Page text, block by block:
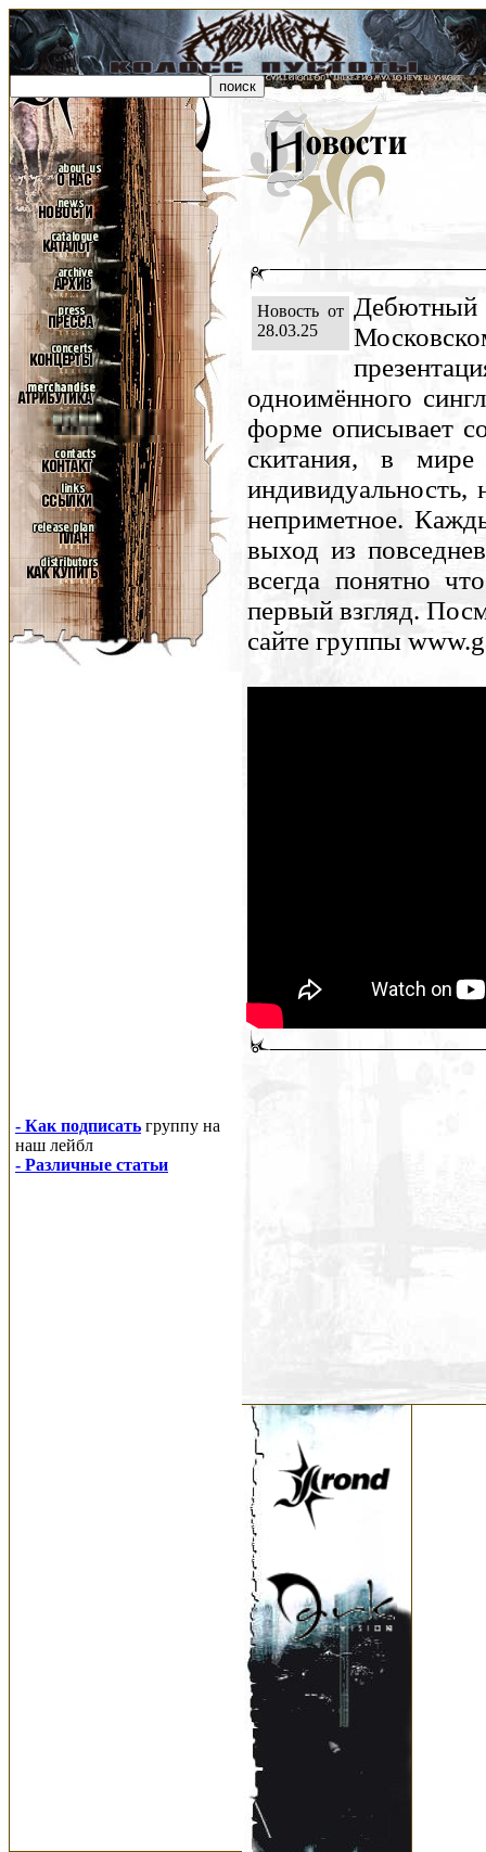
- Как подписать группу на
наш лейбл
- Различные статьи
Новость от
28.03.25
одноимённого
форме описывает
скитания, в
неприметное.
выход из
всегда понятно
первый взгляд.
сайте группы